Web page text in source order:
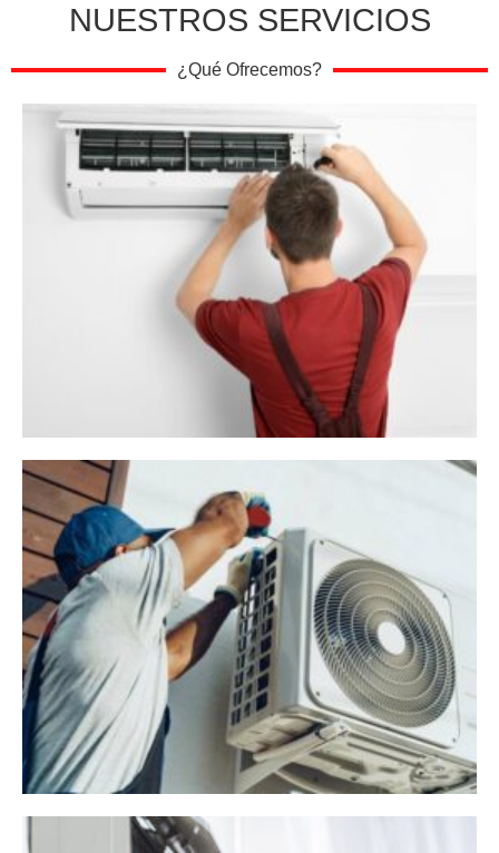
NUESTROS SERVICIOS
¿Qué Ofrecemos?